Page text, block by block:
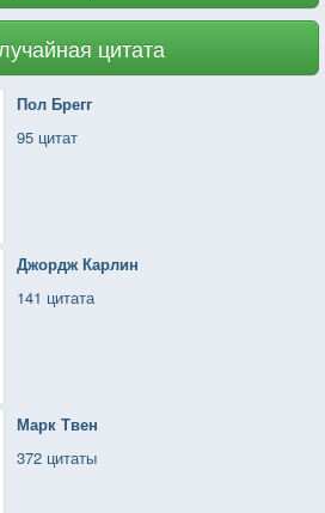
цитата
Пол Брегг
95 цитат
Джордж Карлин
141 цитата
Марк Твен
372 цитаты